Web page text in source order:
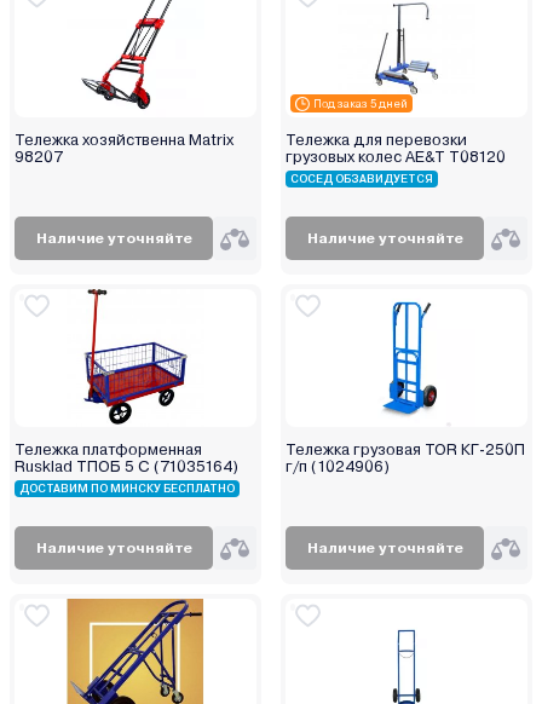
Тележка хозяйственна Matrix
98207
Наличие уточняйте
Под заказ 5 дней
Тележка для перевозки
грузовых колес AE&T T08120
СОСЕД ОБЗАВИДУЕТСЯ
Наличие уточняйте
Тележка платформенная
Rusklad ТПОБ 5 С (71035164)
ДОСТАВИМ ПО МИНСКУ БЕСПЛАТНО
Наличие уточняйте
Тележка грузовая TOR КГ-250П
г/п (1024906)
Наличие уточняйте